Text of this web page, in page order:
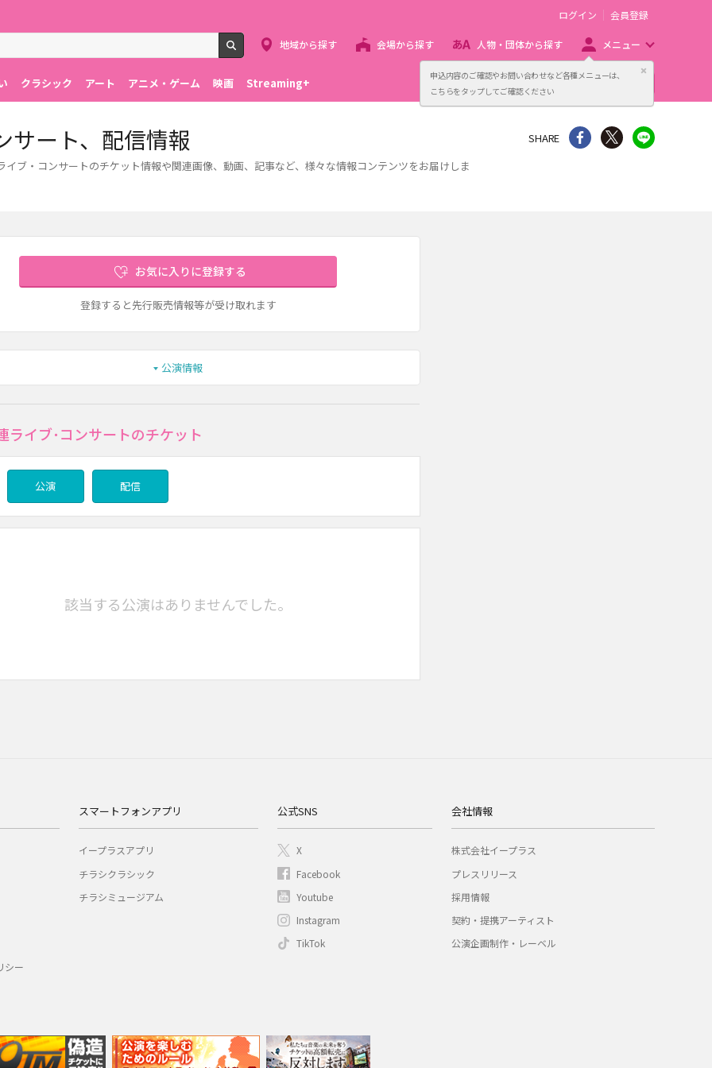
申込内容のご確認やお問い合わせなど各種メニューは、
こちらをタップしてご確認ください
閉じる
検索
ログイン 会員登録
地域から探す 会場から探す 人物・団体から探す メニュー
クラシック アート アニメ・ゲーム 映画 Streaming+ 主催者向け販売サービス
サート、配信情報
ブ・コンサートのチケット情報や関連画像、動画、記事など、様々な情報コンテンツをお届けしま
SHARE シェア Twitter
お気に入りに登録する
登録すると先行販売情報等が受け取れます
公演情報
ライブ･コンサートのチケット
公演 配信
該当する公演はありませんでした。
シー
スマートフォンアプリ
イープラスアプリ
チラシクラシック
チラシミュージアム
公式SNS
X
Facebook
Youtube
Instagram
TikTok
会社情報
株式会社イープラス
プレスリリース
採用情報
契約・提携アーティスト
公演企画制作・レーベル